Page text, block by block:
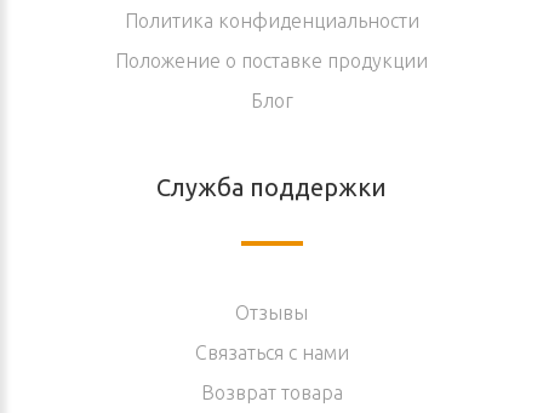
Политика конфиденциальности
Положение о поставке продукции
Блог
Служба поддержки
Отзывы
Связаться с нами
Возврат товара